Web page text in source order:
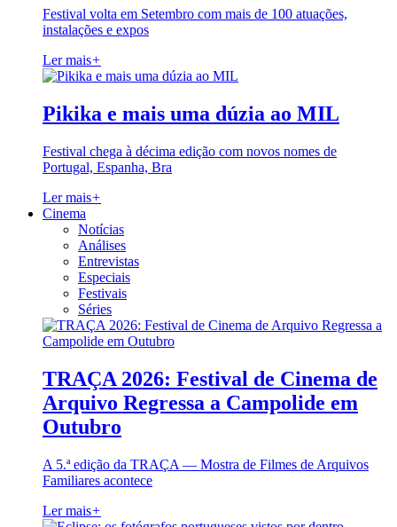
Festival volta em Setembro com mais de 100 atuações,
instalações e expos
Ler mais+
Pikika e mais uma dúzia ao MIL
Festival chega à décima edição com novos nomes de
Portugal, Espanha, Bra
Ler mais+
Cinema
Notícias
Análises
Entrevistas
Especiais
Festivais
Séries
TRAÇA 2026: Festival de Cinema de
Arquivo Regressa a Campolide em
Outubro
A 5.ª edição da TRAÇA — Mostra de Filmes de Arquivos
Familiares acontece
Ler mais+